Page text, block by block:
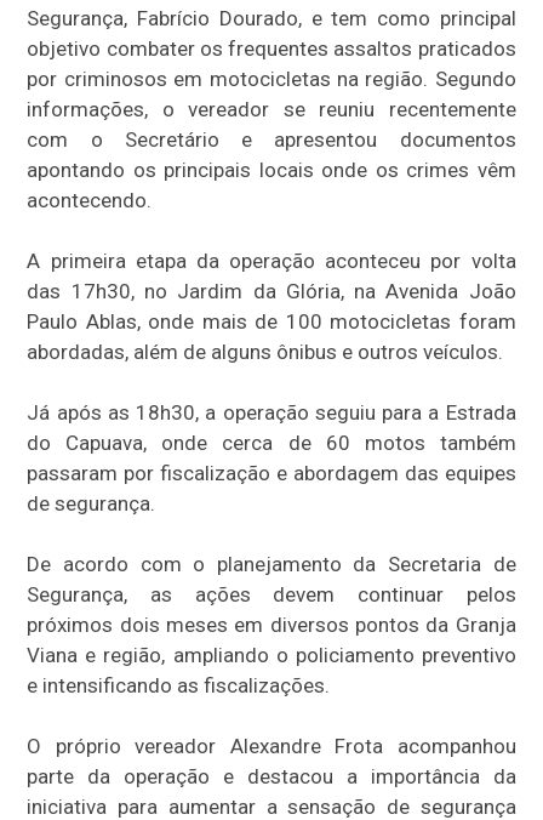
Segurança, Fabrício Dourado, e tem como principal
objetivo combater os frequentes assaltos praticados
por criminosos em motocicletas na região. Segundo
informações, o vereador se reuniu recentemente
com o Secretário e apresentou documentos
apontando os principais locais onde os crimes vêm
acontecendo.
A primeira etapa da operação aconteceu por volta
das 17h30, no Jardim da Glória, na Avenida João
Paulo Ablas, onde mais de 100 motocicletas foram
abordadas, além de alguns ônibus e outros veículos.
Já após as 18h30, a operação seguiu para a Estrada
do Capuava, onde cerca de 60 motos também
passaram por fiscalização e abordagem das equipes
de segurança.
De acordo com o planejamento da Secretaria de
Segurança, as ações devem continuar pelos
próximos dois meses em diversos pontos da Granja
Viana e região, ampliando o policiamento preventivo
e intensificando as fiscalizações.
O próprio vereador Alexandre Frota acompanhou
parte da operação e destacou a importância da
iniciativa para aumentar a sensação de segurança